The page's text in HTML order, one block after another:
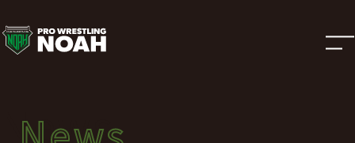
ニ
ュ
ー
News